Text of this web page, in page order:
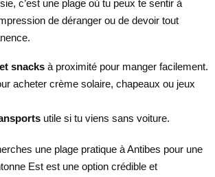
c’est une plage où tu peux te sentir à
de déranger ou de devoir tout
snacks à proximité pour manger facilement.
acheter crème solaire, chapeaux ou jeux
utile si tu viens sans voiture.
une plage pratique à Antibes pour une
Est est une option crédible et